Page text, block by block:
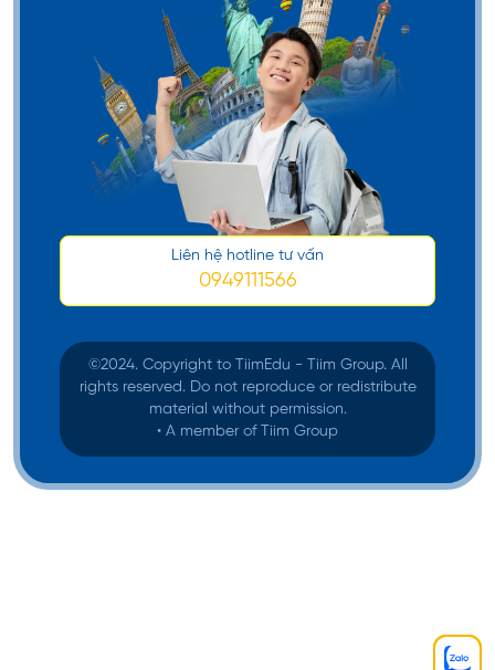
Liên hệ hotline tư vấn
0949111566
©️2024. Copyright to TiimEdu - Tiim Group. All
rights reserved. Do not reproduce or redistribute
material without permission.
• A member of Tiim Group